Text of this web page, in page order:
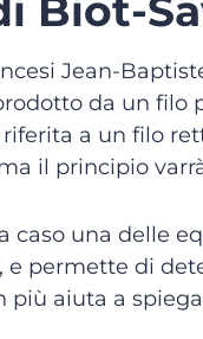
Biot-
Jean-
da un filo
a un filo
il principio
caso una delle
e permette di
più aiuta a